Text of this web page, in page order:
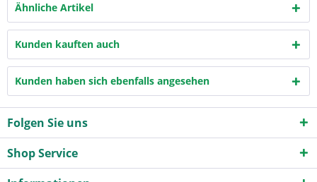
Ähnliche Artikel
Kunden kauften auch
Kunden haben sich ebenfalls angesehen
Folgen Sie uns
Shop Service